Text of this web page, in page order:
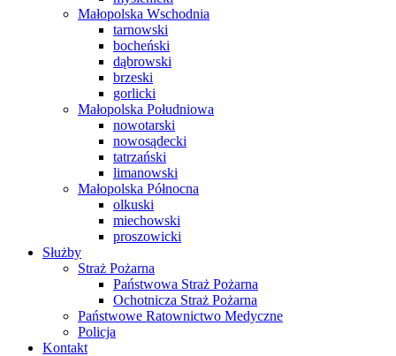
Małopolska Wschodnia
tarnowski
bocheński
dąbrowski
brzeski
gorlicki
Małopolska Południowa
nowotarski
nowosądecki
tatrzański
limanowski
Małopolska Północna
olkuski
miechowski
proszowicki
Służby
Straż Pożarna
Państwowa Straż Pożarna
Ochotnicza Straż Pożarna
Państwowe Ratownictwo Medyczne
Policja
Kontakt